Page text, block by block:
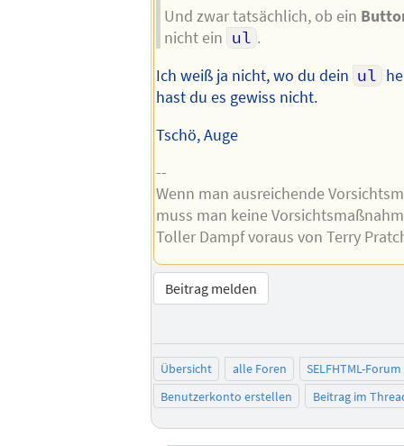
Und zwar tatsächlich, ob ein
nicht ein ul .
Ich weiß ja nicht, wo du dein ul
hast du es gewiss nicht.
Tschö, Auge
--
Wenn man ausreichende
muss man keine
Toller Dampf voraus von Terry
Beitrag melden
Übersicht alle Foren
SELFHTML-Forum
Benutzerkonto erstellen
Beitrag im